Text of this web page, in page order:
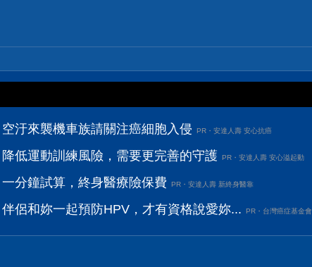
空汙來襲機車族請關注癌細胞入侵 PR・安達人壽 安心抗癌
降低運動訓練風險，需要更完善的守護 PR・安達人壽 安心溢起動
一分鐘試算，終身醫療險保費 PR・安達人壽 新終身醫靠
伴侶和妳一起預防HPV，才有資格說愛妳... PR・台灣癌症基金會